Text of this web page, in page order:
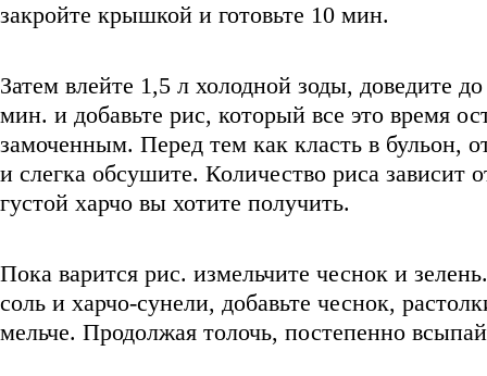
закройте крышкой и готовьте 10 мин.
Затем влейте 1,5 л холодной зоды, доведите
мин. и добавьте рис, который все это время
замоченным. Перед тем как класть в бульон,
и слегка обсушите. Количество риса зависит
густой харчо вы хотите получить.
Пока варится рис. измельчите чеснок и
соль и харчо-сунели, добавьте чеснок,
мельче. Продолжая толочь, постепенно